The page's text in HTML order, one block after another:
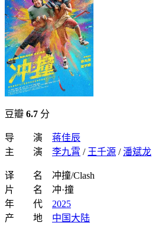
豆瓣 6.7 分
导 演 蒋佳辰
主 演 李九霄 / 王千源 / 潘斌龙
译 名 冲撞/Clash
片 名 冲·撞
年 代 2025
产 地 中国大陆